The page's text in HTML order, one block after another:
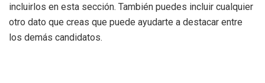
incluirlos en esta sección. También puedes incluir cualquier
otro dato que creas que puede ayudarte a destacar entre
los demás candidatos.